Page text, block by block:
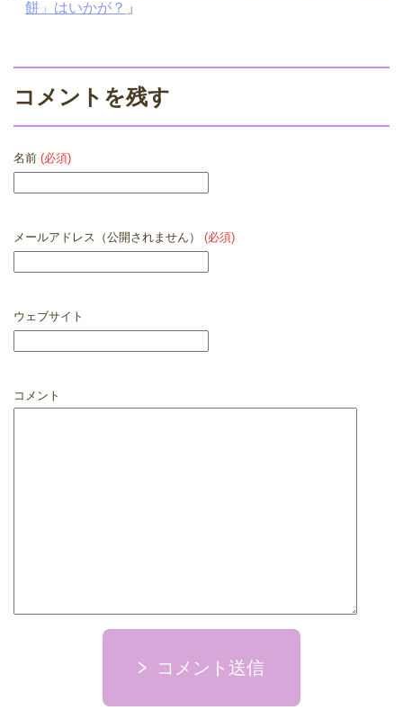
餅」はいかが？ 」
コメントを残す
名前 (必須)
メールアドレス（公開されません） (必須)
ウェブサイト
コメント
コメント送信